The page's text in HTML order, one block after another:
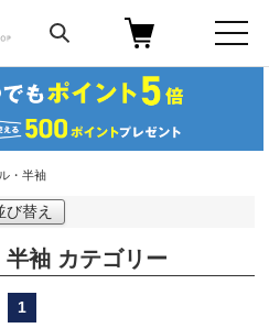
・半袖
び替え
半袖
1